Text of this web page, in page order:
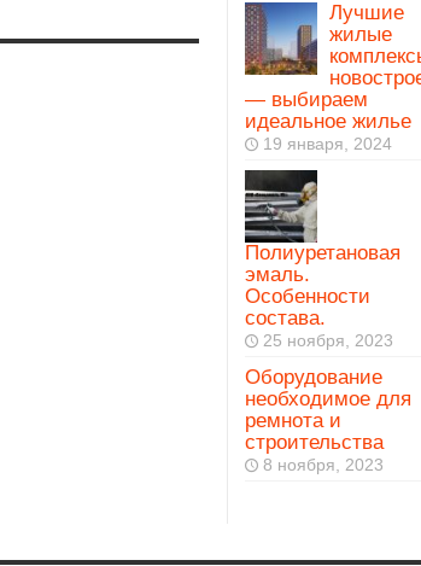
Лучшие
жилые
— выбираем
идеальное жилье
19 января, 2024
Полиуретановая
эмаль.
Особенности
состава.
25 ноября, 2023
Оборудование
необходимое для
ремнота и
строительства
8 ноября, 2023